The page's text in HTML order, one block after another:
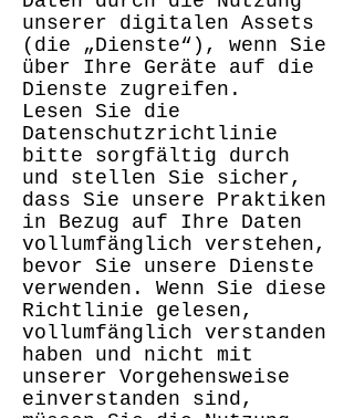
unserer digitalen Assets
(die „Dienste“), wenn Sie
über Ihre Geräte auf die
Dienste zugreifen.
Lesen Sie die
Datenschutzrichtlinie
bitte sorgfältig durch
und stellen Sie sicher,
dass Sie unsere Praktiken
in Bezug auf Ihre Daten
vollumfänglich verstehen,
bevor Sie unsere Dienste
verwenden. Wenn Sie diese
Richtlinie gelesen,
vollumfänglich verstanden
haben und nicht mit
unserer Vorgehensweise
einverstanden sind,